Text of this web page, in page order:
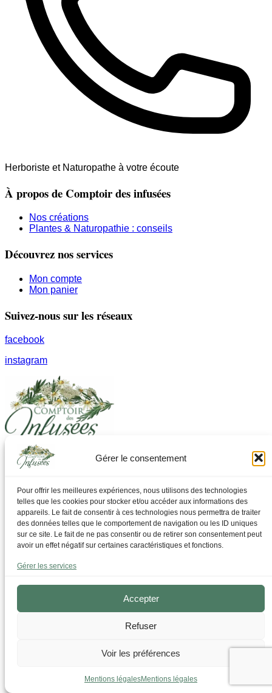
Gérer le consentement
Pour offrir les meilleures expériences, nous utilisons des technologies
telles que les cookies pour stocker et/ou accéder aux informations des
appareils. Le fait de consentir à ces technologies nous permettra de traiter
des données telles que le comportement de navigation ou les ID uniques
sur ce site. Le fait de ne pas consentir ou de retirer son consentement peut
avoir un effet négatif sur certaines caractéristiques et fonctions.
Gérer les services
Accepter
Refuser
Voir les préférences
Mentions légalesMentions légales
Herboriste et Naturopathe à votre écoute
À propos de Comptoir des infusées
Nos créations
Plantes & Naturopathie : conseils
Découvrez nos services
Mon compte
Mon panier
Suivez-nous sur les réseaux
facebook
instagram
Laissez-vous guider pour trouver ce dont vous avez
besoin
Par Thématique
Allergies I Refroidissement
Articulations | os | Muscles
Circulation | Jambes lourdes
Confort urinaire
Détente | Relaxation
Drainage | Perte de poids
Femmes | Cycles
Foie | Métabolisme | Sucres
Immunité | Vitalité
Peau | Ongles | Cheveux
Tisanes bien-être